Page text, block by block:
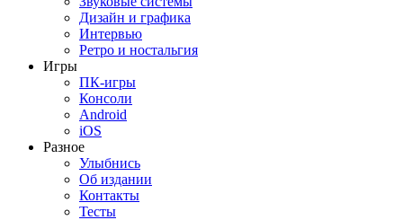
Дизайн и графика
Интервью
Ретро и ностальгия
Игры
ПК-игры
Консоли
Android
iOS
Разное
Улыбнись
Об издании
Контакты
Тесты